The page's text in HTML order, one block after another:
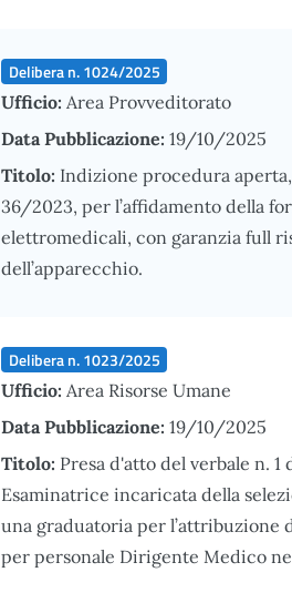
Delibera n. 1024/2025
Ufficio: Area Provveditorato
Data Pubblicazione: 19/10/2025
Titolo: Indizione procedura aperta,
36/2023, per l’affidamento della
elettromedicali, con garanzia full
dell’apparecchio.
Delibera n. 1023/2025
Ufficio: Area Risorse Umane
Data Pubblicazione: 19/10/2025
Titolo: Presa d'atto del verbale n.
Esaminatrice incaricata della
una graduatoria per
per personale Dirigente Medico